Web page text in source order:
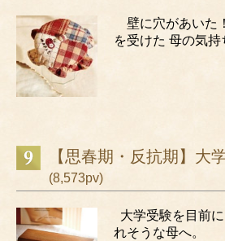
壁に穴があいた
を受けた 母の気
【思春期・反抗期】大
(8,573pv)
大学受験を目前
れそうな母へ。